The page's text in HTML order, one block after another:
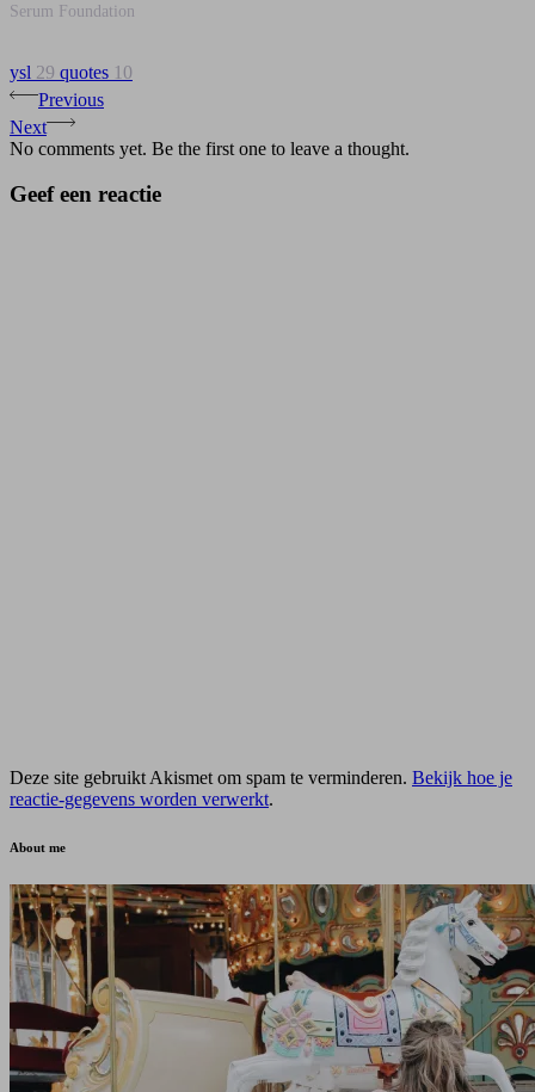
Serum Foundation
ysl 29 quotes 10
Previous
Next
No comments yet. Be the first one to leave a thought.
Geef een reactie
Deze site gebruikt Akismet om spam te verminderen. Bekijk hoe je
reactie-gegevens worden verwerkt.
About me